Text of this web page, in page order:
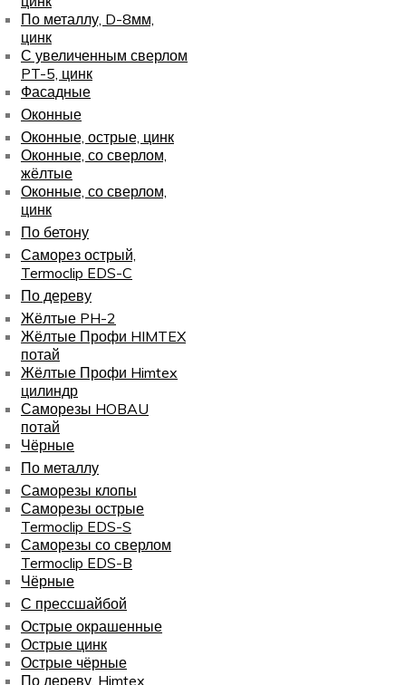
По металлу, D-8мм,
цинк
С увеличенным сверлом
PT-5, цинк
Фасадные
Оконные
Оконные, острые, цинк
Оконные, со сверлом,
жёлтые
Оконные, со сверлом,
цинк
По бетону
Саморез острый,
Termoclip EDS-C
По дереву
Жёлтые PH-2
Жёлтые Профи HIMTEX
потай
Жёлтые Профи Himtex
цилиндр
Саморезы HOBAU
потай
Чёрные
По металлу
Саморезы клопы
Саморезы острые
Termoclip EDS-S
Саморезы со сверлом
Termoclip EDS-B
Чёрные
С прессшайбой
Острые окрашенные
Острые цинк
Острые чёрные
По дереву, Himtex